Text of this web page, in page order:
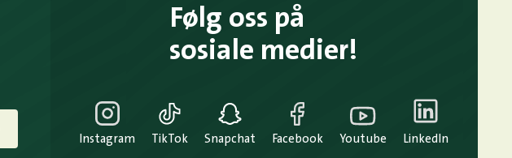
Følg oss på
sosiale medier!
Instagram TikTok Snapchat Facebook Youtube LinkedIn